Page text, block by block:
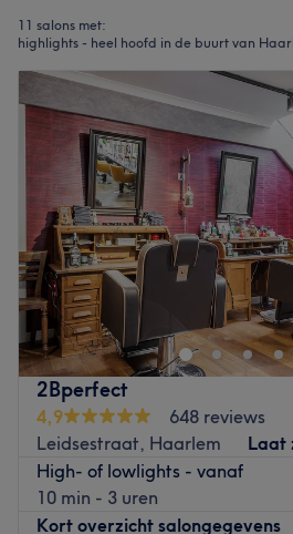
11 salons met:
highlights - heel hoofd in de buurt van
2Bperfect
4,9
648 reviews
Leidsestraat, Haarlem
Laat
High- of lowlights - vanaf
10 min - 3 uren
Kort overzicht salongegevens